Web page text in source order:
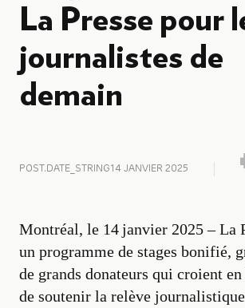
La Presse pour
journalistes de
demain
POST.DATE_STRING14 JANVIER 2025
Montréal, le 14 janvier 2025 – La
un programme de stages bonifié,
de grands donateurs qui croient
de soutenir la relève